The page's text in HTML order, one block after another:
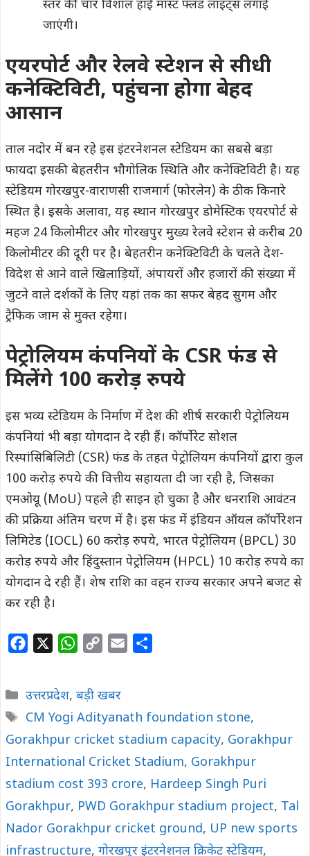
स्तर की चार विशाल हाई मास्ट फ्लड लाइट्स लगाई
जाएंगी।
एयरपोर्ट और रेलवे स्टेशन से सीधी
कनेक्टिविटी, पहुंचना होगा बेहद
आसान
ताल नदोर में बन रहे इस इंटरनेशनल स्टेडियम का सबसे बड़ा
फायदा इसकी बेहतरीन भौगोलिक स्थिति और कनेक्टिविटी है। यह
स्टेडियम गोरखपुर-वाराणसी राजमार्ग (फोरलेन) के ठीक किनारे
स्थित है। इसके अलावा, यह स्थान गोरखपुर डोमेस्टिक एयरपोर्ट से
महज 24 किलोमीटर और गोरखपुर मुख्य रेलवे स्टेशन से करीब 20
किलोमीटर की दूरी पर है। बेहतरीन कनेक्टिविटी के चलते देश-
विदेश से आने वाले खिलाड़ियों, अंपायरों और हजारों की संख्या में
जुटने वाले दर्शकों के लिए यहां तक का सफर बेहद सुगम और
ट्रैफिक जाम से मुक्त रहेगा।
पेट्रोलियम कंपनियों के CSR फंड से
मिलेंगे 100 करोड़ रुपये
इस भव्य स्टेडियम के निर्माण में देश की शीर्ष सरकारी पेट्रोलियम
कंपनियां भी बड़ा योगदान दे रही हैं। कॉर्पोरेट सोशल
रिस्पांसिबिलिटी (CSR) फंड के तहत पेट्रोलियम कंपनियों द्वारा कुल
100 करोड़ रुपये की वित्तीय सहायता दी जा रही है, जिसका
एमओयू (MoU) पहले ही साइन हो चुका है और धनराशि आवंटन
की प्रक्रिया अंतिम चरण में है। इस फंड में इंडियन ऑयल कॉर्पोरेशन
लिमिटेड (IOCL) 60 करोड़ रुपये, भारत पेट्रोलियम (BPCL) 30
करोड़ रुपये और हिंदुस्तान पेट्रोलियम (HPCL) 10 करोड़ रुपये का
योगदान दे रही हैं। शेष राशि का वहन राज्य सरकार अपने बजट से
कर रही है।
e
b
o
o
k
W
t
s
A
p
p
y
L
i
n
k
l
e
Categories
उत्तरप्रदेश, बड़ी खबर
Tags
CM Yogi Adityanath foundation stone,
Gorakhpur cricket stadium capacity, Gorakhpur
International Cricket Stadium, Gorakhpur
stadium cost 393 crore, Hardeep Singh Puri
Gorakhpur, PWD Gorakhpur stadium project, Tal
Nador Gorakhpur cricket ground, UP new sports
infrastructure, गोरखपुर इंटरनेशनल क्रिकेट स्टेडियम,